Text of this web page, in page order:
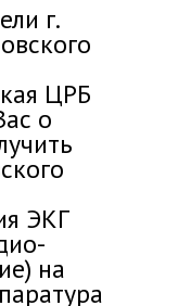
г.
ЦРБ
о
ЭКГ
на